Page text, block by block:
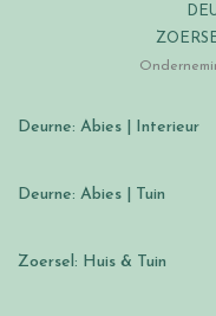
Deurne: Abies | Interieur
Deurne: Abies | Tuin
Zoersel: Huis & Tuin